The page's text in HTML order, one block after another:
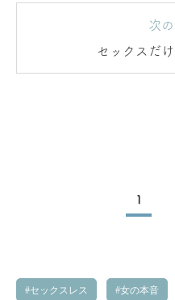
次
セックスだ
1
セックスレス 女の本音